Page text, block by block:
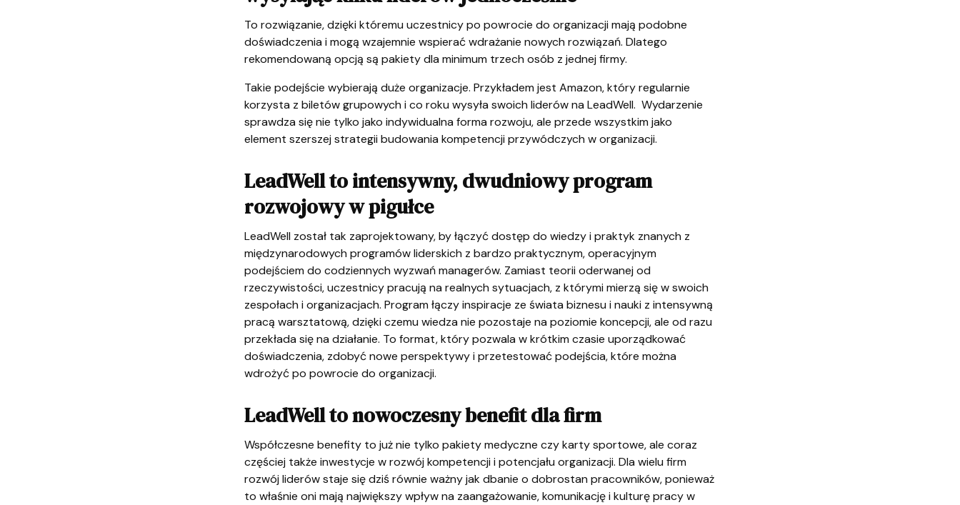
To rozwiązanie, dzięki któremu uczestnicy po powrocie do organizacji mają podobne
doświadczenia i mogą wzajemnie wspierać wdrażanie nowych rozwiązań. Dlatego
rekomendowaną opcją są pakiety dla minimum trzech osób z jednej firmy.
Takie podejście wybierają duże organizacje. Przykładem jest Amazon, który regularnie
korzysta z biletów grupowych i co roku wysyła swoich liderów na LeadWell. Wydarzenie
sprawdza się nie tylko jako indywidualna forma rozwoju, ale przede wszystkim jako
element szerszej strategii budowania kompetencji przywódczych w organizacji.
LeadWell to intensywny, dwudniowy program
rozwojowy w pigułce
LeadWell został tak zaprojektowany, by łączyć dostęp do wiedzy i praktyk znanych z
międzynarodowych programów liderskich z bardzo praktycznym, operacyjnym
podejściem do codziennych wyzwań managerów. Zamiast teorii oderwanej od
rzeczywistości, uczestnicy pracują na realnych sytuacjach, z którymi mierzą się w swoich
zespołach i organizacjach. Program łączy inspiracje ze świata biznesu i nauki z intensywną
pracą warsztatową, dzięki czemu wiedza nie pozostaje na poziomie koncepcji, ale od razu
przekłada się na działanie. To format, który pozwala w krótkim czasie uporządkować
doświadczenia, zdobyć nowe perspektywy i przetestować podejścia, które można
wdrożyć po powrocie do organizacji.
LeadWell to nowoczesny benefit dla firm
Współczesne benefity to już nie tylko pakiety medyczne czy karty sportowe, ale coraz
częściej także inwestycje w rozwój kompetencji i potencjału organizacji. Dla wielu firm
rozwój liderów staje się dziś równie ważny jak dbanie o dobrostan pracowników, ponieważ
to właśnie oni mają największy wpływ na zaangażowanie, komunikację i kulturę pracy w